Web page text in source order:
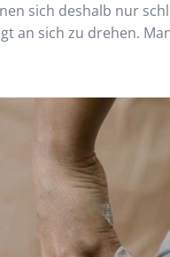
sich deshalb nur
an sich zu drehen.